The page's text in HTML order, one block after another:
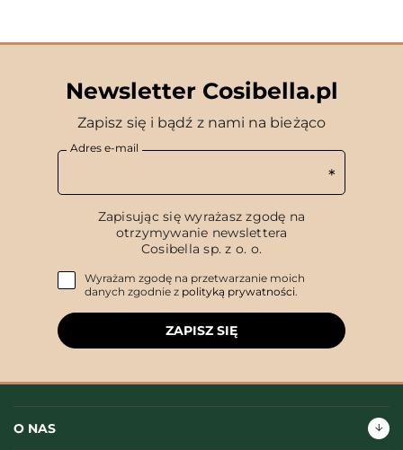
Newsletter Cosibella.pl
Zapisz się i bądź z nami na bieżąco
Adres e-mail
Zapisując się wyrażasz zgodę na
otrzymywanie newslettera
Cosibella sp. z o. o.
Wyrażam zgodę na przetwarzanie moich
danych zgodnie z polityką prywatności.
ZAPISZ SIĘ
O NAS